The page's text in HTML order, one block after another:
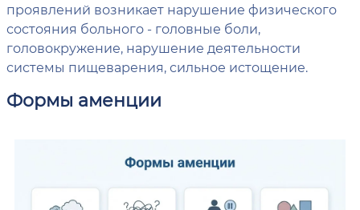
проявлений возникает нарушение физического
состояния больного - головные боли,
головокружение, нарушение деятельности
системы пищеварения, сильное истощение.
Формы аменции